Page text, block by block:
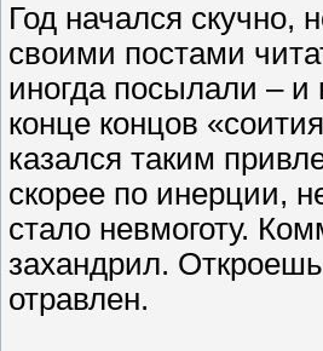
Год начался скучно,
своими постами
иногда посылали –
конце концов
казался таким
скорее по инерции,
стало невмоготу.
захандрил.
отравлен.